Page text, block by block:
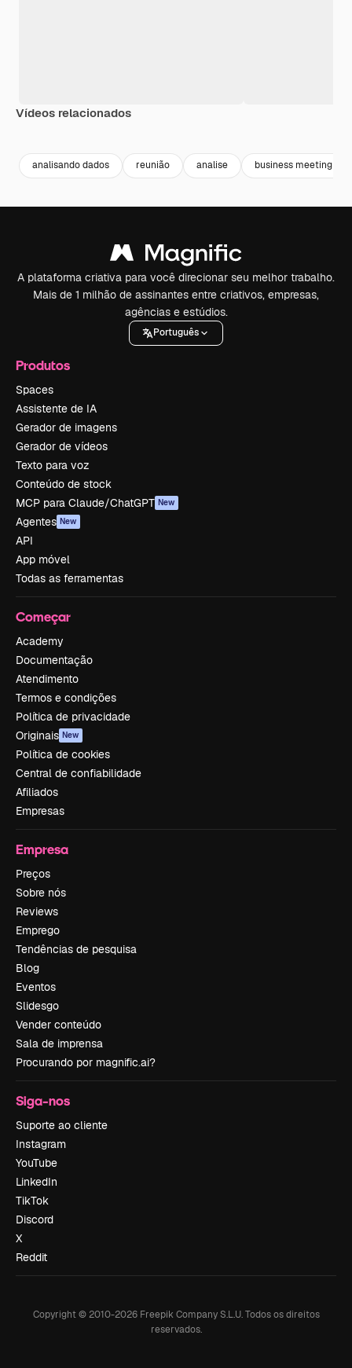
Vídeos relacionados
analisando dados reunião analise business meeting
A plataforma criativa para você direcionar seu melhor trabalho.
Mais de 1 milhão de assinantes entre criativos, empresas,
agências e estúdios.
Português
Produtos
Spaces
Assistente de IA
Gerador de imagens
Gerador de vídeos
Texto para voz
Conteúdo de stock
MCP para Claude/ChatGPT New
Agentes New
API
App móvel
Todas as ferramentas
Começar
Academy
Documentação
Atendimento
Termos e condições
Política de privacidade
Originais New
Política de cookies
Central de confiabilidade
Afiliados
Empresas
Empresa
Preços
Sobre nós
Reviews
Emprego
Tendências de pesquisa
Blog
Eventos
Slidesgo
Vender conteúdo
Sala de imprensa
Procurando por magnific.ai?
Siga-nos
Suporte ao cliente
Instagram
YouTube
LinkedIn
TikTok
Discord
X
Reddit
Copyright © 2010-2026Freepik Company S.L.U. Todos os direitos
reservados.